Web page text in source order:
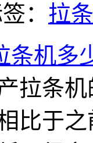
： 拉
条机多
拉条
比于